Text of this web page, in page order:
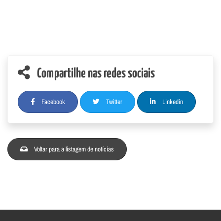
Compartilhe nas redes sociais
Facebook Twitter Linkedin
Voltar para a listagem de notícias